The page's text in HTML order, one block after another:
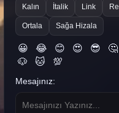
Kalın İtalik Link
Ortala Sağa Hizala
😀 😂 😊 😍 😎 🤔
🐶
🐱 💯
Mesajınız: